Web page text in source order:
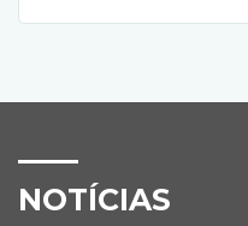
NOTÍCIAS